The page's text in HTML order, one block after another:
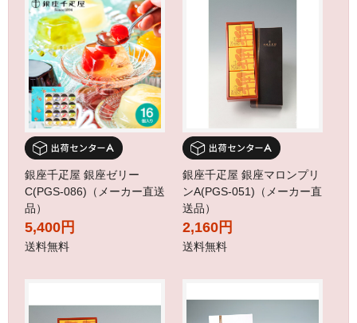
銀座千疋屋 銀座ゼリー
C(PGS-086)（メーカー直送
品）
5,400円
送料無料
銀座千疋屋 銀座マロンプリ
ンA(PGS-051)（メーカー直
送品）
2,160円
送料無料